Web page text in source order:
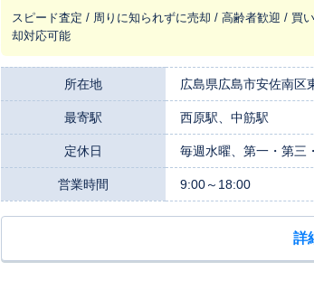
スピード査定 / 周りに知られずに売却 / 高齢者歓迎 / 買
却対応可能
所在地 広島県広島市安佐南区
最寄駅 西原駅、中筋駅
定休日 毎週水曜、第一・第三
営業時間 9:00～18:00
詳